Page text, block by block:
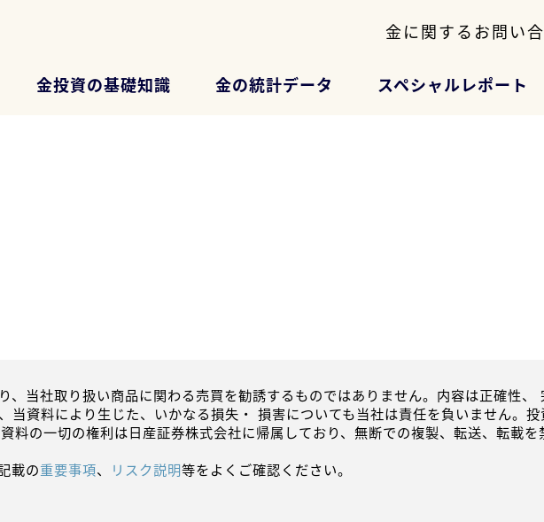
金に関するお問い
金投資の基礎知識 金の統計データ スペシャルレポート
、当社取り扱い商品に関わる売買を勧誘するものではありません。内容は正確性、
当資料により生じた、いかなる損失・ 損害についても当社は責任を負いません。
料の一切の権利は日産証券株式会社に帰属しており、無断での複製、転送、転載を
載の重要事項、 リスク説明等をよくご確認ください。